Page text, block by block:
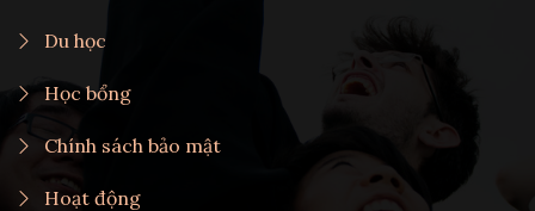
Du học
Học bổng
Chính sách bảo mật
Hoạt động